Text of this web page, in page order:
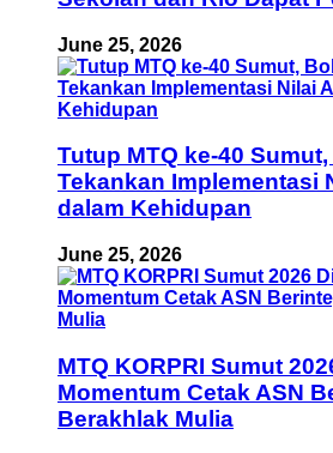
June 25, 2026
Tutup MTQ ke-40
Tekankan Implementasi
dalam Kehidupan
June 25, 2026
MTQ KORPRI Sumut
Momentum Cetak ASN
Berakhlak Mulia